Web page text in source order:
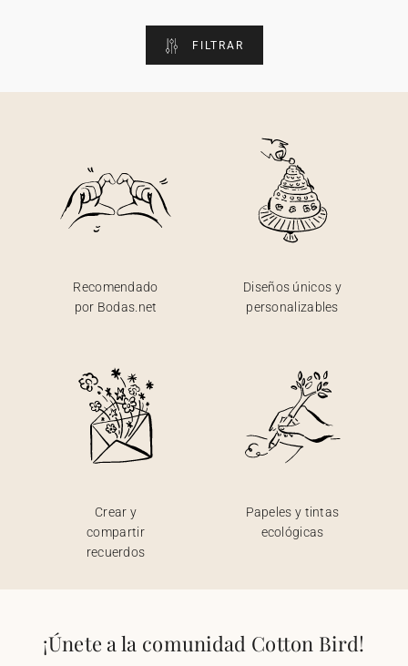
FILTRAR
Recomendado
por Bodas.net
Diseños únicos y
personalizables
Crear y
compartir
recuerdos
Papeles y tintas
ecológicas
¡Únete a la comunidad Cotton Bird!